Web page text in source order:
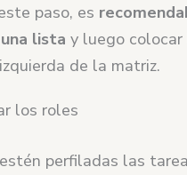
paso, es
lista y luego
de la matriz.
los roles
perfiladas las